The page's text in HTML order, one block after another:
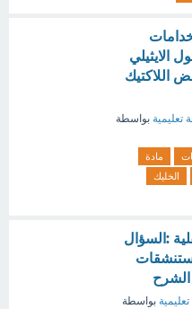
الايثيلي
اللاكتيك
تعليمية بواسطة
مادة
الخليك
:السؤال
الشرح
تعليمية بواسطة